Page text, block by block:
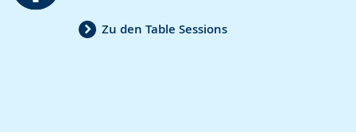
Zu den Table Sessions